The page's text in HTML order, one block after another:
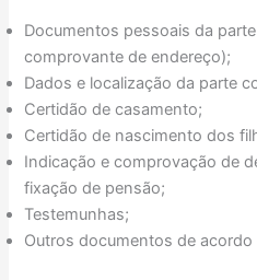
Documentos pessoais da parte
comprovante de endereço);
Dados e localização da parte
Certidão de casamento;
Certidão de nascimento dos
Indicação e comprovação de
fixação de pensão;
Testemunhas;
Outros documentos de